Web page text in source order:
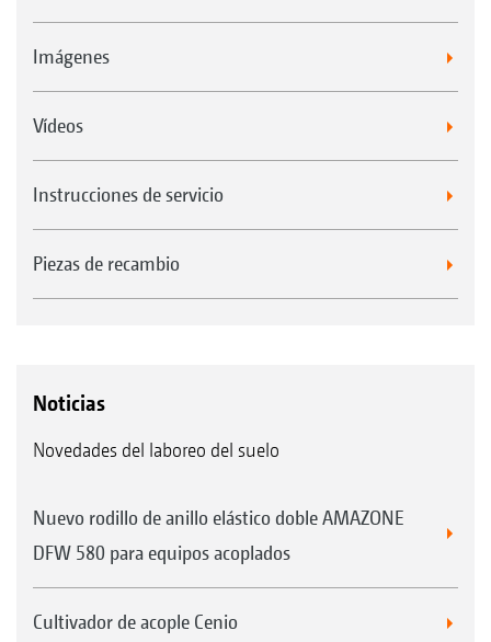
Imágenes
Vídeos
Instrucciones de servicio
Piezas de recambio
Noticias
Novedades del laboreo del suelo
Nuevo rodillo de anillo elástico doble AMAZONE
DFW 580 para equipos acoplados
Cultivador de acople Cenio